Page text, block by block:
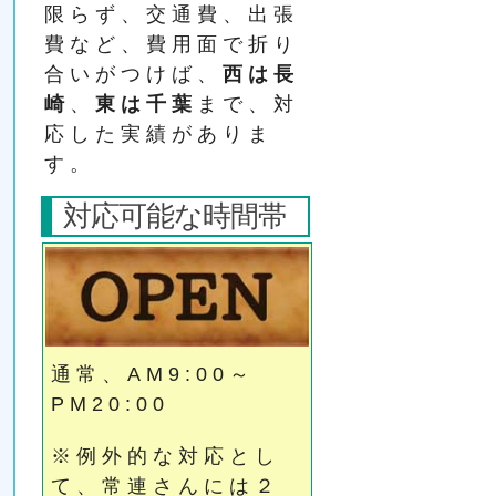
限らず、交通費、出張
費など、費用面で折り
合いがつけば、 西は長
崎 、 東は千葉 まで、対
応した実績がありま
す。
対応可能な時間帯
通常、AM9:00～
PM20:00
※例外的な対応とし
て、常連さんには２